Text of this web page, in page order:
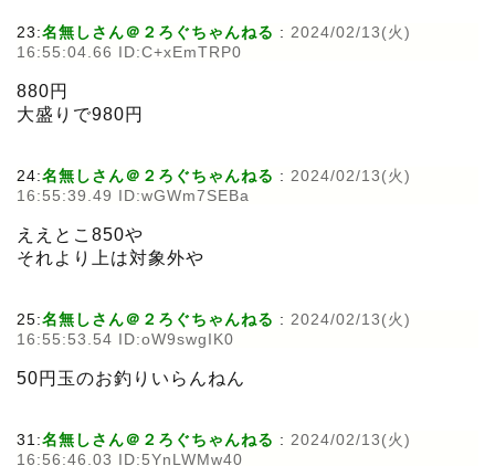
23:名無しさん＠２ろぐちゃんねる : 2024/02/13(火)
16:55:04.66 ID:C+xEmTRP0
880円
大盛りで980円
24:名無しさん＠２ろぐちゃんねる : 2024/02/13(火)
16:55:39.49 ID:wGWm7SEBa
ええとこ850や
それより上は対象外や
25:名無しさん＠２ろぐちゃんねる : 2024/02/13(火)
16:55:53.54 ID:oW9swgIK0
50円玉のお釣りいらんねん
31:名無しさん＠２ろぐちゃんねる : 2024/02/13(火)
16:56:46.03 ID:5YnLWMw40